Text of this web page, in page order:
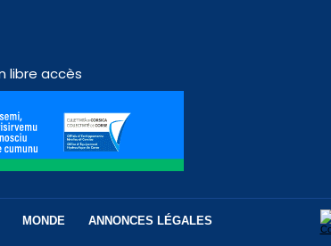
libre accès
MONDE ANNONCES LÉGALES